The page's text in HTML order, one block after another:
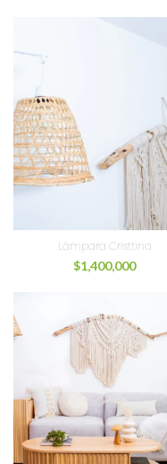
Lámpara Cristtina
$1,400,000